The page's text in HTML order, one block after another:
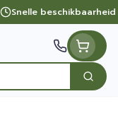
Snelle beschikbaarheid
Zoek